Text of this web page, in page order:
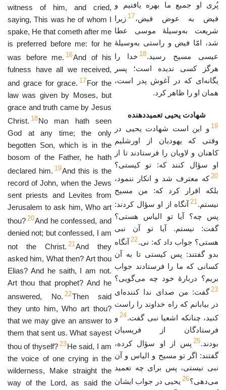
witness of him, and cried,
saying, This was he of whom I
spake, He that cometh after me
is preferred before me: for he
was before me. 16And of his
fulness have all we received,
and grace for grace. 17For the
law was given by Moses, but
grace and truth came by Jesus
Christ. 18No man hath seen
God at any time; the only
begotten Son, which is in the
bosom of the Father, he hath
declared him. 19And this is the
record of John, when the Jews
sent priests and Levites from
Jerusalem to ask him, Who art
thou? 20And he confessed, and
denied not; but confessed, I am
not the Christ. 21And they
asked him, What then? Art thou
Elias? And he saith, I am not.
Art thou that prophet? And he
answered, No. 22Then said
they unto him, Who art thou?
that we may give an answer to
them that sent us. What sayest
thou of thyself? 23He said, I am
the voice of one crying in the
wilderness, Make straight the
way of the Lord, as said the
پُری او جمیع ما بهره یافتیم و
فیض به عوض فیض،17 زیرا
شریعت به‌وسیلهٔ موسی عطا
شد، امّا فیض و راستی به‌وسیلهٔ
عیسی مسیح رسید.18 خدا را
هرگز کسی ندیده است؛ پسر
یگانه‌ای که در آغوش پدر است،
همان او را ظاهر کرد.
شهادت يحيى تعميددهنده
19 و این است شهادت یحیی در
وقتی که یهودیان از اورشلیم
کاهنان و لاویان را فرستادند تا از
او سؤال کنند که: تو کیستی؟
20 که معترف شد و انکار ننمود،
بلکه اقرار کرد که: من مسیح
نیستم.21 آنگاه از او سؤال کردند:
پس چه؟ آیا تو الیاس هستی؟
گفت: نیستم. آیا تو آن نبی
هستی؟ جواب داد که: نی.22 آنگاه
بدو گفتند: پس کیستی تا به آن
کسانی که ما را فرستادند جواب
بریم؟ دربارهٔ خود چه می‌گویی؟
23 گفت: من صدای ندا کننده‌ای
در بیابانم که راه خداوند را راست
کنید، چنانکه اشعیا نبی گفت.24 و
فرستادگان از فریسیان
بودند.25 پس از او سؤال کرده،
گفتند: اگر تو مسیح و الیاس و آن
نبی نیستی، پس برای چه تعمید
می‌دهی؟26 یحیی در جواب ایشان